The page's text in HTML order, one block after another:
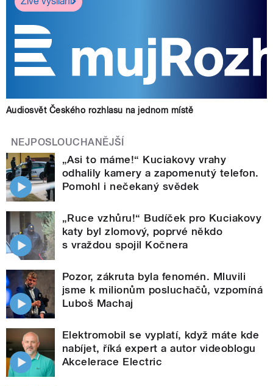
Audiosvět Českého rozhlasu na jednom místě
NEJPOSLOUCHANĚJŠÍ
„Asi to máme!“ Kuciakovy vrahy
odhalily kamery a zapomenutý telefon.
Pomohl i nečekaný svědek
„Ruce vzhůru!“ Budíček pro Kuciakovy
katy byl zlomový, poprvé někdo
s vraždou spojil Kočnera
Pozor, zákruta byla fenomén. Mluvili
jsme k milionům posluchačů, vzpomíná
Luboš Machaj
Elektromobil se vyplatí, když máte kde
nabíjet, říká expert a autor videoblogu
Akcelerace Electric